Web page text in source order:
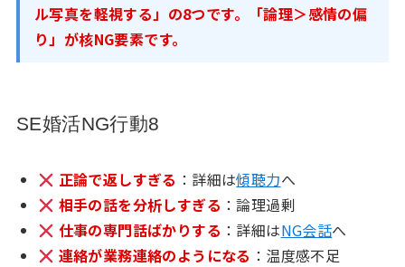
ル写真を軽視する」の8つです。「論理＞感情の偏
り」が核NG要素です。
SE婚活NG行動8
正論で返しすぎる ：詳細は傾聴力へ
相手の話を分析しすぎる ：論理過剰
仕事の専門話ばかりする ：詳細はNG会話へ
連絡が業務連絡のようになる ：温度感不足